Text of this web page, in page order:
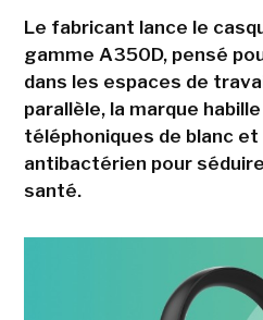
Le fabricant lance le
gamme A350D, pensé
dans les espaces de
parallèle, la marque
téléphoniques de blanc
antibactérien pour
santé.